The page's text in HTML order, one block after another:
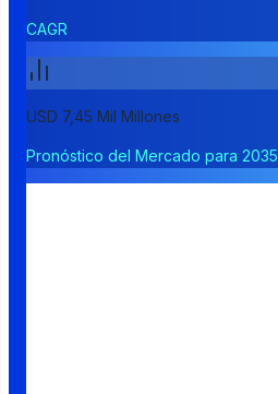
CAGR
USD 7,45 Mil Millones
Pronóstico del Mercado para 2035